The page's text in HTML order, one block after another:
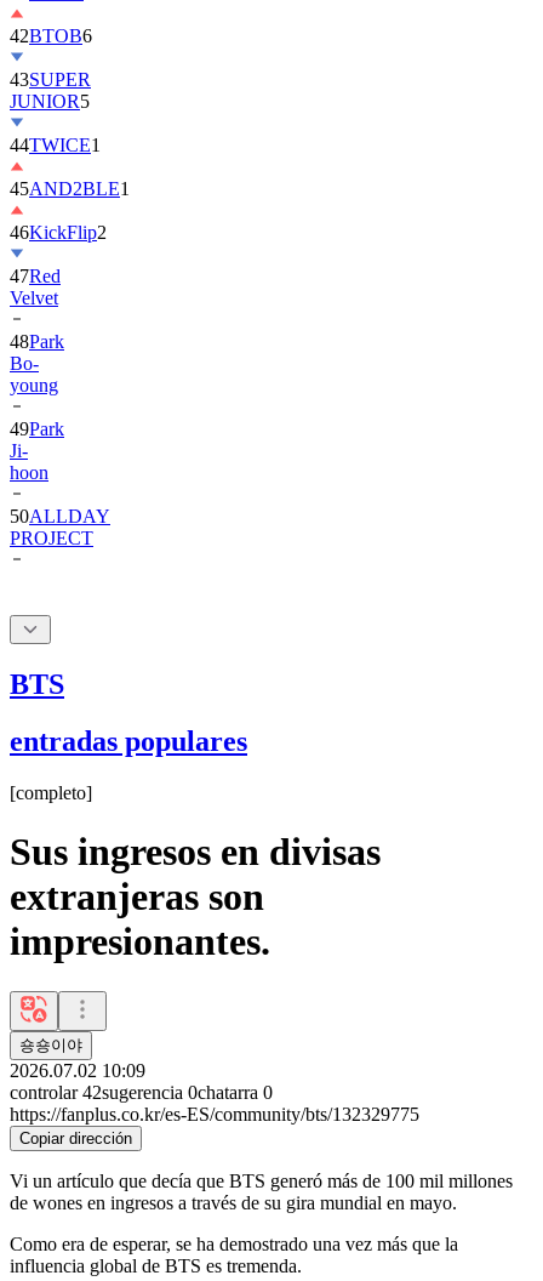
43SUPER
JUNIOR
44TWICE
45AND2BLE
46KickFlip2
47Red
Velvet
48Park
Bo-
young
49Park
Ji-
hoon
50ALLDAY
PROJECT
BTS
entradas populares
[completo]
Sus ingresos en divisas
extranjeras son
impresionantes.
숑숑이야
2026.07.02 10:09
controlar 42sugerencia 0chatarra 0
https://fanplus.co.kr/es-ES/community/bts/132329775
Copiar dirección
Vi un artículo que decía que BTS generó más de 100 mil millones
de wones en ingresos a través de su gira mundial en mayo.
Como era de esperar, se ha demostrado una vez más que la
influencia global de BTS es tremenda.